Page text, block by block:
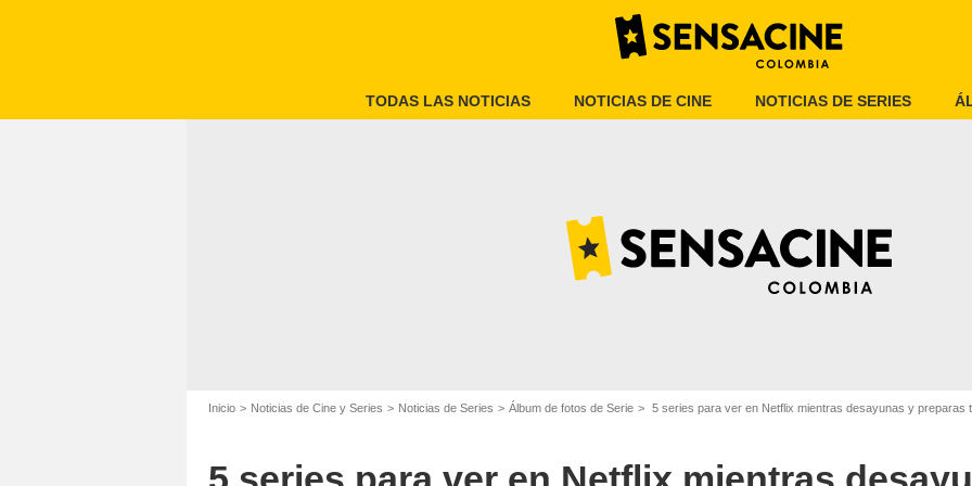
TODAS LAS NOTICIAS NOTICIAS DE CINE NOTICIAS DE SERIES
Inicio Noticias de Cine y Series Noticias de Series Álbum de fotos de Serie 5 series para ver en Netflix mientras desayunas y preparas